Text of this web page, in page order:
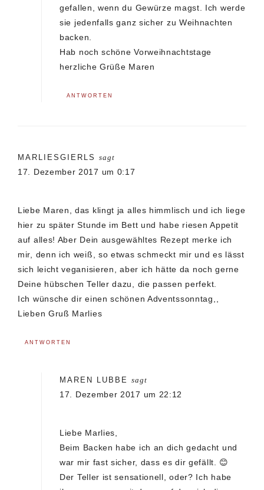
gefallen, wenn du Gewürze magst. Ich werde
sie jedenfalls ganz sicher zu Weihnachten
backen.
Hab noch schöne Vorweihnachtstage
herzliche Grüße Maren
ANTWORTEN
MARLIESGIERLS sagt
17. Dezember 2017 um 0:17
Liebe Maren, das klingt ja alles himmlisch und ich liege
hier zu später Stunde im Bett und habe riesen Appetit
auf alles! Aber Dein ausgewähltes Rezept merke ich
mir, denn ich weiß, so etwas schmeckt mir und es lässt
sich leicht veganisieren, aber ich hätte da noch gerne
Deine hübschen Teller dazu, die passen perfekt.
Ich wünsche dir einen schönen Adventssonntag,,
Lieben Gruß Marlies
ANTWORTEN
MAREN LUBBE sagt
17. Dezember 2017 um 22:12
Liebe Marlies,
Beim Backen habe ich an dich gedacht und
war mir fast sicher, dass es dir gefällt. 😊
Der Teller ist sensationell, oder? Ich habe